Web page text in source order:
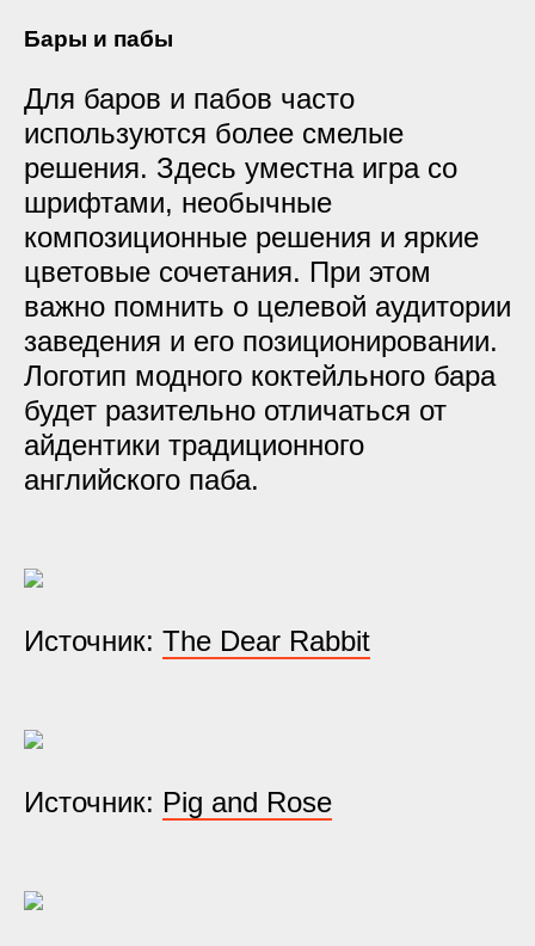
Бары и пабы
Для баров и пабов часто
используются более смелые
решения. Здесь уместна игра со
шрифтами, необычные
композиционные решения и яркие
цветовые сочетания. При этом
важно помнить о целевой аудитории
заведения и его позиционировании.
Логотип модного коктейльного бара
будет разительно отличаться от
айдентики традиционного
английского паба.
Источник: The Dear Rabbit
Источник: Pig and Rose